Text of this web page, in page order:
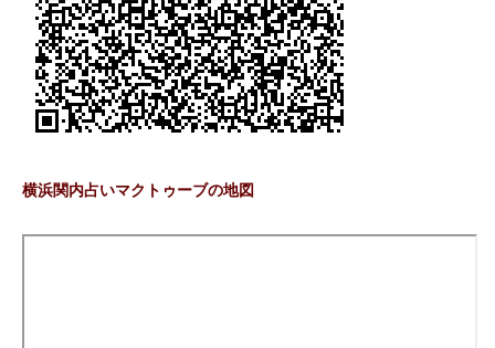
横浜関内占いマクトゥーブの地図